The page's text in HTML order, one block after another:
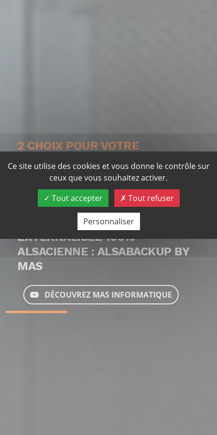
BESOIN D'UN DEVIS
DEMANDE HOTLINE
2 CHOIX POUR VOTRE
SAUVEGARDE
-> LA SAUVEGARDE LOCALE
VEEAM BACKUP --------------
-> LA SAUVEGARDE
EXTERNALISÉE 100%
ALSACIENNE : ALSABACKUP BY
MAS
DÉCOUVREZ MAS INFORMATIQUE
Ce site utilise des cookies et vous donne le contrôle sur
ceux que vous souhaitez activer.
Tout accepter
Tout refuser
Personnaliser